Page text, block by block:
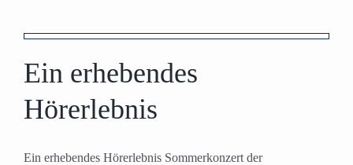
Ein erhebendes
Hörerlebnis
Ein erhebendes Hörerlebnis Sommerkonzert der